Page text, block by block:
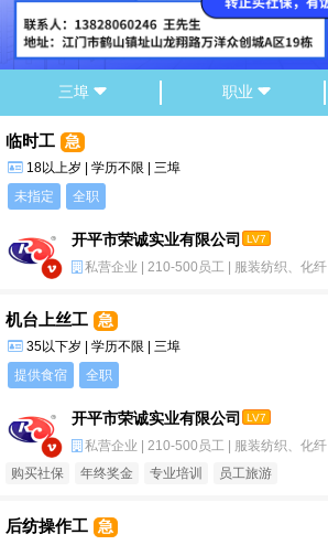
三埠 职业
临时工 急
18以上岁 | 学历不限 | 三埠
未指定
全职
开平市荣诚实业有限公司 LV7
私营企业 | 210-500员工 | 服装纺织、化纤
机台上丝工 急
35以下岁 | 学历不限 | 三埠
提供食宿
全职
开平市荣诚实业有限公司 LV7
私营企业 | 210-500员工 | 服装纺织、化纤
购买社保 年终奖金 专业培训 员工旅游
后纺操作工 急